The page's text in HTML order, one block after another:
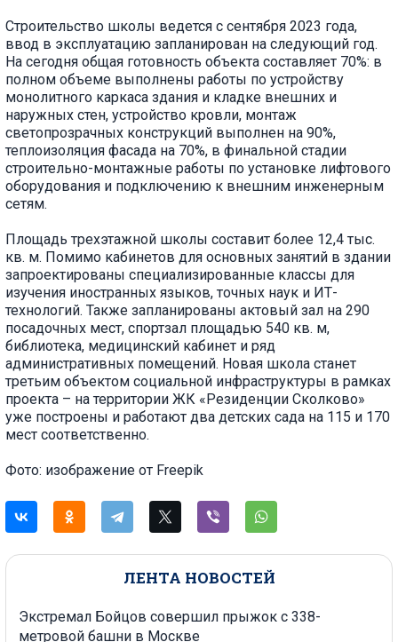
ЛЕНТА НОВОСТЕЙ
Экстремал Бойцов совершил прыжок с 338-
метровой башни в Москве
Строительство школы ведется с сентября 2023 года,
ввод в эксплуатацию запланирован на следующий год.
На сегодня общая готовность объекта составляет 70%: в
полном объеме выполнены работы по устройству
монолитного каркаса здания и кладке внешних и
наружных стен, устройство кровли, монтаж
светопрозрачных конструкций выполнен на 90%,
теплоизоляция фасада на 70%, в финальной стадии
строительно-монтажные работы по установке лифтового
оборудования и подключению к внешним инженерным
сетям.
Площадь трехэтажной школы составит более 12,4 тыс.
кв. м. Помимо кабинетов для основных занятий в здании
запроектированы специализированные классы для
изучения иностранных языков, точных наук и ИТ-
технологий. Также запланированы актовый зал на 290
посадочных мест, спортзал площадью 540 кв. м,
библиотека, медицинский кабинет и ряд
административных помещений. Новая школа станет
третьим объектом социальной инфраструктуры в рамках
проекта – на территории ЖК «Резиденции Сколково»
уже построены и работают два детских сада на 115 и 170
мест соответственно.
Фото: изображение от Freepik